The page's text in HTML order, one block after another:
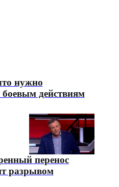
нужно
боевым действиям
перенос
разрывом